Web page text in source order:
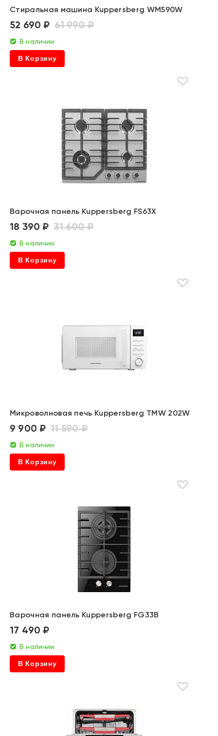
Стиральная машина Kuppersberg WM590W
52 690 ₽ 61 990 ₽
В наличии
В Корзину
Варочная панель Kuppersberg FS63X
18 390 ₽ 31 600 ₽
В наличии
В Корзину
Микроволновая печь Kuppersberg TMW 202W
9 900 ₽ 11 590 ₽
В наличии
В Корзину
Варочная панель Kuppersberg FG33B
17 490 ₽
В наличии
В Корзину